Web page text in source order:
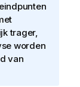
trager,
worden
van